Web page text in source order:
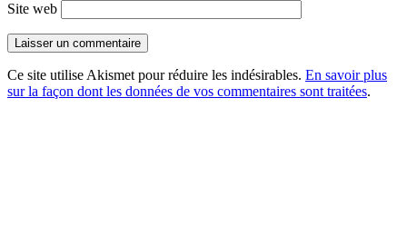
Site web
Ce site utilise Akismet pour réduire les indésirables. En savoir plus
sur la façon dont les données de vos commentaires sont traitées.